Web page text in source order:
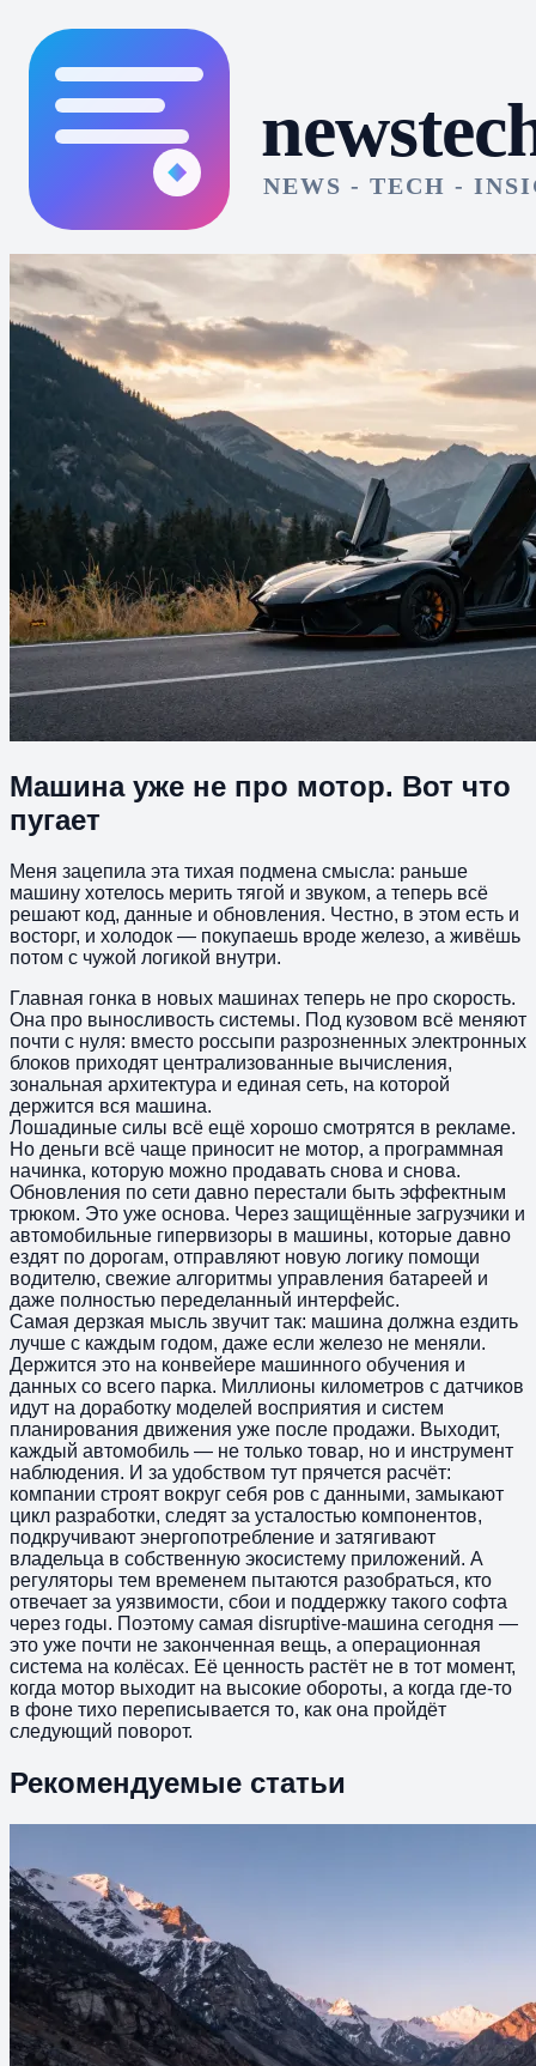
Машина уже не про мотор. Вот что
пугает
Меня зацепила эта тихая подмена смысла: раньше
машину хотелось мерить тягой и звуком, а теперь всё
решают код, данные и обновления. Честно, в этом есть и
восторг, и холодок — покупаешь вроде железо, а живёшь
потом с чужой логикой внутри.
Главная гонка в новых машинах теперь не про скорость.
Она про выносливость системы. Под кузовом всё меняют
почти с нуля: вместо россыпи разрозненных электронных
блоков приходят централизованные вычисления,
зональная архитектура и единая сеть, на которой
держится вся машина.
Лошадиные силы всё ещё хорошо смотрятся в рекламе.
Но деньги всё чаще приносит не мотор, а программная
начинка, которую можно продавать снова и снова.
Обновления по сети давно перестали быть эффектным
трюком. Это уже основа. Через защищённые загрузчики и
автомобильные гипервизоры в машины, которые давно
ездят по дорогам, отправляют новую логику помощи
водителю, свежие алгоритмы управления батареей и
даже полностью переделанный интерфейс.
Самая дерзкая мысль звучит так: машина должна ездить
лучше с каждым годом, даже если железо не меняли.
Держится это на конвейере машинного обучения и
данных со всего парка. Миллионы километров с датчиков
идут на доработку моделей восприятия и систем
планирования движения уже после продажи. Выходит,
каждый автомобиль — не только товар, но и инструмент
наблюдения. И за удобством тут прячется расчёт:
компании строят вокруг себя ров с данными, замыкают
цикл разработки, следят за усталостью компонентов,
подкручивают энергопотребление и затягивают
владельца в собственную экосистему приложений. А
регуляторы тем временем пытаются разобраться, кто
отвечает за уязвимости, сбои и поддержку такого софта
через годы. Поэтому самая disruptive-машина сегодня —
это уже почти не законченная вещь, а операционная
система на колёсах. Её ценность растёт не в тот момент,
когда мотор выходит на высокие обороты, а когда где-то
в фоне тихо переписывается то, как она пройдёт
следующий поворот.
Рекомендуемые статьи